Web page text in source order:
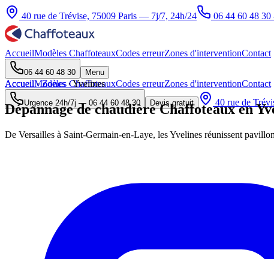
40 rue de Trévise, 75009 Paris — 7j/7, 24h/24 06 44 60 48 30
AccueilModèles ChaffoteauxCodes erreurZones d'interventionContact
06 44 60 48 30 Menu
AccueilModèles ChaffoteauxCodes erreurZones d'interventionContact
Urgence 24h/7j — 06 44 60 48 30 Devis gratuit 40 rue de
Accueil·Zones·Yvelines
Dépannage de chaudière Chaffoteaux en
De Versailles à Saint-Germain-en-Laye, les Yvelines réunissent